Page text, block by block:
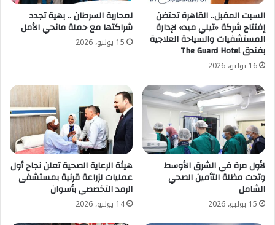
السبت المقبل.. القاهرة تحتضن
إفتتاح شركة «تيلي ميد» لإدارة
المستشفيات والسياحة العلاجية
بفندق The Guard Hotel
16 يوليو، 2026
لمحاربة السرطان .. بهية تجدد
شراكتها مع حملة مانحي الأمل
15 يوليو، 2026
لأول مرة في الشرق الأوسط
وتحت مظلة التأمين الصحي
الشامل
15 يوليو، 2026
هيئة الرعاية الصحية تعلن نجاح أول
عمليات لزراعة قرنية بمستشفى
الرمد التخصصي بأسوان
14 يوليو، 2026